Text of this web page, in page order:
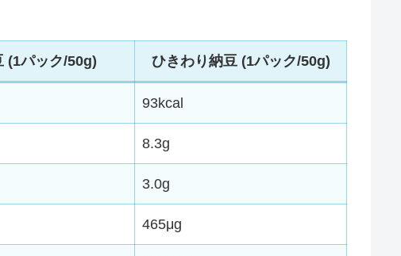
(1パック/50g) ひきわり納豆 (1パック/50g)
93kcal
8.3g
3.0g
465μg